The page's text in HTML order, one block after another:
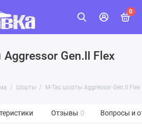
0
Gen.II Flex
Шорты M-Tac шорты Aggressor Gen.II Flex
Отзывы 0 Вопросы и